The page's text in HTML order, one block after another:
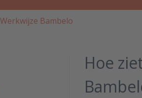
Werkwijze Bambelo
Hoe